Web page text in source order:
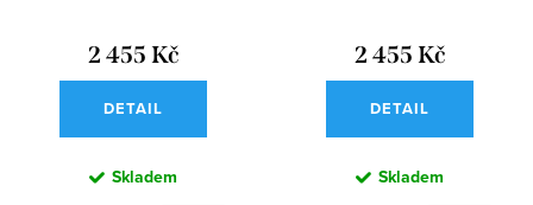
2 455 Kč
DETAIL
Skladem
2 455 Kč
DETAIL
Skladem